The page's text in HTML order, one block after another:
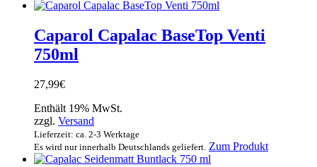
gewählt
Caparol Capalac BaseTop Venti
750ml
27,99€
Enthält 19% MwSt.
zzgl. Versand
Lieferzeit: ca. 2-3 Werktage
Es wird nur innerhalb Deutschlands geliefert. Zum Produkt